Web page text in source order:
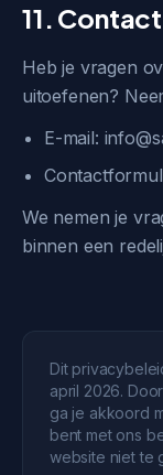
11. Contact
Heb je vragen
uitoefenen?
E-mail:
We nemen je
binnen een
Dit
april 2026.
ga je akkoord
bent met ons
website niet te